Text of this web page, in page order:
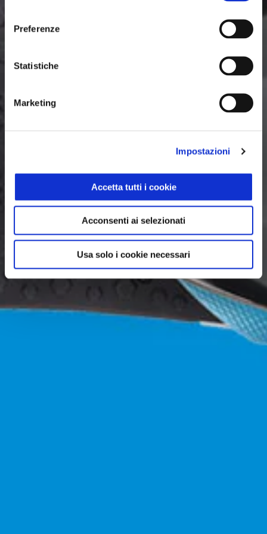
Preferenze
Statistiche
Marketing
Impostazioni
Accetta tutti i cookie
Acconsenti ai selezionati
Usa solo i cookie necessari